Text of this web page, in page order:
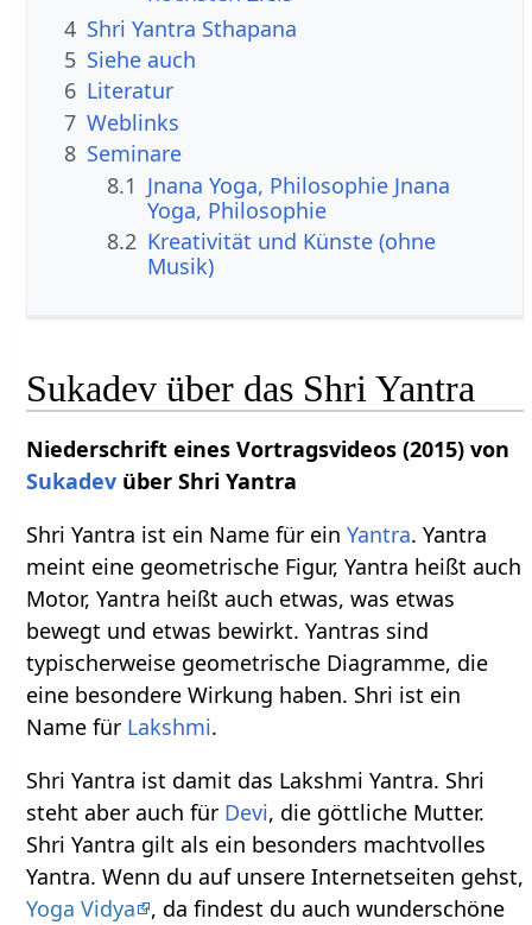
4 Shri Yantra Sthapana
5 Siehe auch
6 Literatur
7 Weblinks
8 Seminare
8.1 Jnana Yoga, Philosophie Jnana
Yoga, Philosophie
8.2 Kreativität und Künste (ohne
Musik)
Sukadev über das Shri Yantra
Niederschrift eines Vortragsvideos (2015) von
Sukadev über Shri Yantra
Shri Yantra ist ein Name für einYantra. Yantra
meint eine geometrische Figur, Yantra heißt auch
Motor, Yantra heißt auch etwas, was etwas
bewegt und etwas bewirkt. Yantras sind
typischerweise geometrische Diagramme, die
eine besondere Wirkung haben. Shri ist ein
Name für Lakshmi.
Shri Yantra ist damit das Lakshmi Yantra. Shri
steht aber auch für Devi, die göttliche Mutter.
Shri Yantra gilt als ein besonders machtvolles
Yantra. Wenn du auf unsere Internetseiten gehst,
Yoga Vidya
, da findest du auch wunderschöne